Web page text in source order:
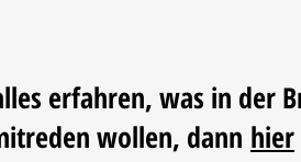
erfahren, was in der
wollen, dann hier